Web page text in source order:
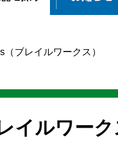
（ブレイルワークス）
ルワーク